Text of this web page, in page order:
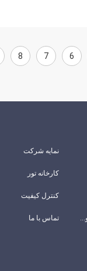
6
7
8
نمایه شرکت
کارخانه تور
کنترل کیفیت
تماس با ما سیاست حفظ حریم خصوصی